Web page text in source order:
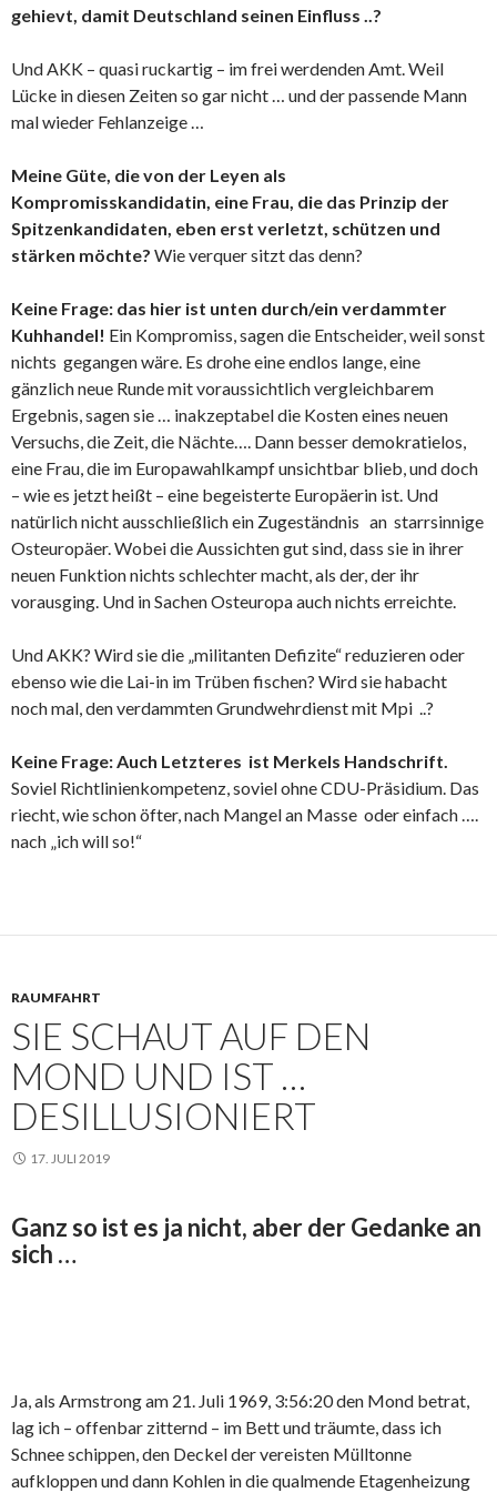
gehievt, damit Deutschland seinen Einfluss ..?
Und AKK – quasi ruckartig – im frei werdenden Amt. Weil
Lücke in diesen Zeiten so gar nicht … und der passende Mann
mal wieder Fehlanzeige …
Meine Güte, die von der Leyen als
Kompromisskandidatin, eine Frau, die das Prinzip der
Spitzenkandidaten, eben erst verletzt, schützen und
stärken möchte? Wie verquer sitzt das denn?
Keine Frage: das hier ist unten durch/ein verdammter
Kuhhandel! Ein Kompromiss, sagen die Entscheider, weil sonst
nichts gegangen wäre. Es drohe eine endlos lange, eine
gänzlich neue Runde mit voraussichtlich vergleichbarem
Ergebnis, sagen sie … inakzeptabel die Kosten eines neuen
Versuchs, die Zeit, die Nächte…. Dann besser demokratielos,
eine Frau, die im Europawahlkampf unsichtbar blieb, und doch
– wie es jetzt heißt – eine begeisterte Europäerin ist. Und
natürlich nicht ausschließlich ein Zugeständnis an starrsinnige
Osteuropäer. Wobei die Aussichten gut sind, dass sie in ihrer
neuen Funktion nichts schlechter macht, als der, der ihr
vorausging. Und in Sachen Osteuropa auch nichts erreichte.
Und AKK? Wird sie die „militanten Defizite“ reduzieren oder
ebenso wie die Lai-in im Trüben fischen? Wird sie habacht
noch mal, den verdammten Grundwehrdienst mit Mpi ..?
Keine Frage: Auch Letzteres ist Merkels Handschrift.
Soviel Richtlinienkompetenz, soviel ohne CDU-Präsidium. Das
riecht, wie schon öfter, nach Mangel an Masse oder einfach ….
nach „ich will so!“
RAUMFAHRT
SIE SCHAUT AUF DEN
MOND UND IST …
DESILLUSIONIERT
17. JULI 2019
Ganz so ist es ja nicht, aber der Gedanke an
sich …
Ja, als Armstrong am 21. Juli 1969, 3:56:20 den Mond betrat,
lag ich – offenbar zitternd – im Bett und träumte, dass ich
Schnee schippen, den Deckel der vereisten Mülltonne
aufkloppen und dann Kohlen in die qualmende Etagenheizung